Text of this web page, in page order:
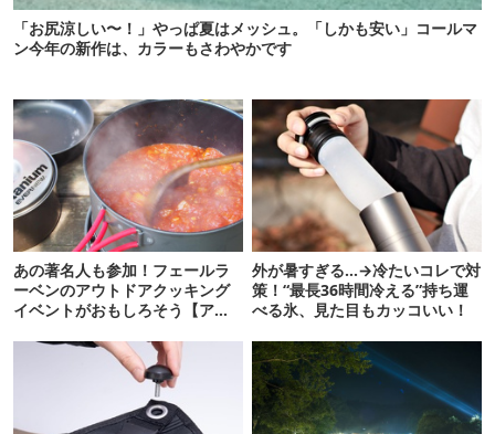
「お尻涼しい〜！」やっぱ夏はメッシュ。「しかも安い」コールマ
ン今年の新作は、カラーもさわやかです
あの著名人も参加！フェールラ
ーベンのアウトドアクッキング
イベントがおもしろそう【アウ
外が暑すぎる…→冷たいコレで対
策！“最長36時間冷える”持ち運
べる氷、見た目もカッコいい！